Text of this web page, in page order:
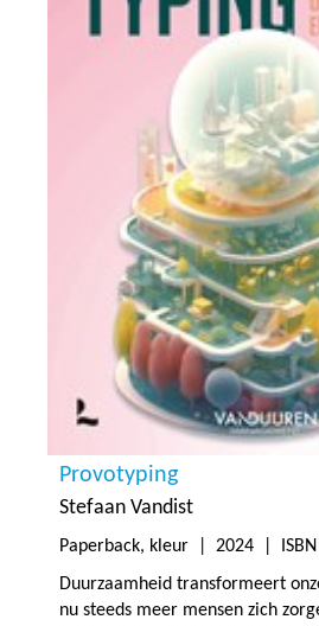
Provotyping
Stefaan Vandist
Paperback, kleur | 2024 | ISBN
Duurzaamheid transformeert
nu steeds meer mensen zich